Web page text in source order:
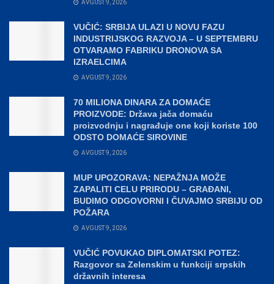
AVGUST 9, 2026
VUČIĆ: SRBIJA ULAZI U NOVU FAZU
INDUSTRIJSKOG RAZVOJA – U SEPTEMBRU
OTVARAMO FABRIKU DRONOVA SA
IZRAELCIMA
AVGUST 9, 2026
70 MILIONA DINARA ZA DOMAĆE
PROIZVODE: Država jača domaću
proizvodnju i nagrađuje one koji koriste 100
ODSTO DOMAĆE SIROVINE
AVGUST 9, 2026
MUP UPOZORAVA: NEPAŽNJA MOŽE
ZAPALITI CELU PRIRODU – GRAĐANI,
BUDIMO ODGOVORNI I ČUVAJMO SRBIJU OD
POŽARA
AVGUST 9, 2026
VUČIĆ POVUKAO DIPLOMATSKI POTEZ:
Razgovor sa Zelenskim u funkciji srpskih
državnih interesa